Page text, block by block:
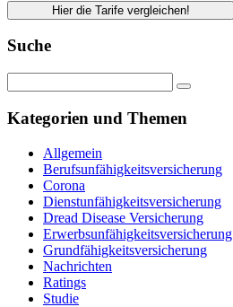
Hier die Tarife vergleichen!
Suche
Kategorien und Themen
Allgemein
Berufsunfähigkeitsversicherung
Corona
Dienstunfähigkeitsversicherung
Dread Disease Versicherung
Erwerbsunfähigkeitsversicherung
Grundfähigkeitsversicherung
Nachrichten
Ratings
Studie